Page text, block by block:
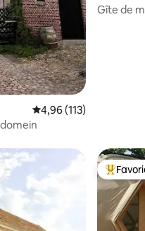
Gemiddelde
4,96 (113)
Gîte de